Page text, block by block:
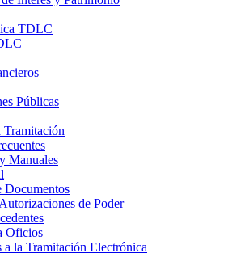
TDLC
Públicas
Tramitación
Manuales
Documentos
de Poder
Oficios
a la Tramitación Electrónica